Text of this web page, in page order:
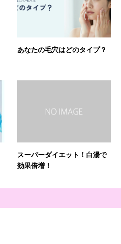
あなたの毛穴はどのタイプ？
スーパーダイエット！白湯で
効果倍増！